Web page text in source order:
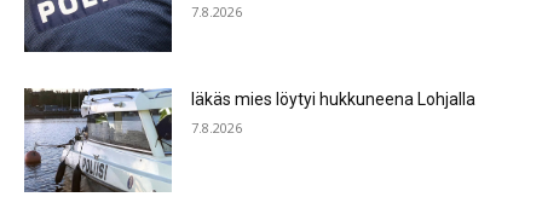
7.8.2026
Iäkäs mies löytyi hukkuneena Lohjalla
7.8.2026